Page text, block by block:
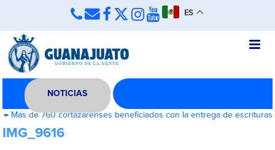
ES
NOTICIAS
←Más de 760 cortazarenses beneficiados con la entrega de escrituras
IMG_9616